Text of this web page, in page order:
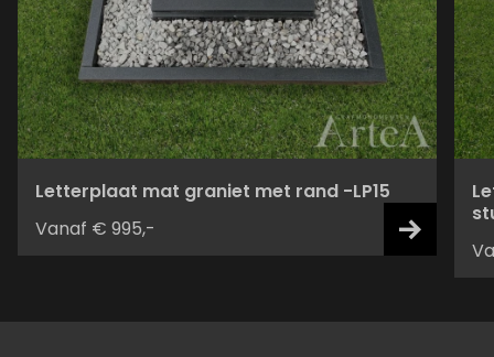
Letterplaat mat graniet met rand -LP15
Vanaf € 995,-